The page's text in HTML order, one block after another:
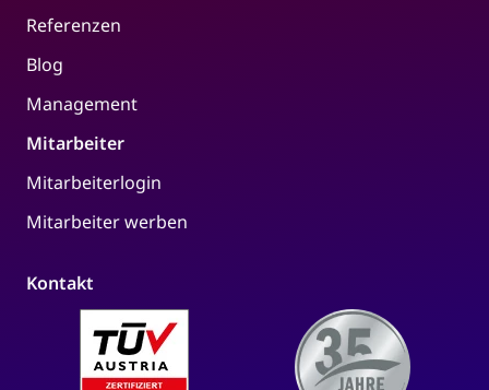
Referenzen
Blog
Management
Mitarbeiter
Mitarbeiterlogin
Mitarbeiter werben
Kontakt